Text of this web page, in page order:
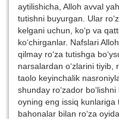
aytilishicha, Alloh avval
tutishni buyurgan. Ular
kelgani uchun, ko‘p va
ko‘chirganlar. Nafslari
qilmay ro‘za tutishga
narsalardan o‘zlarini tiyib,
taolo keyinchalik
shunday ro‘zador
oyning eng issiq kunlariga
bahonalar bilan ro‘za